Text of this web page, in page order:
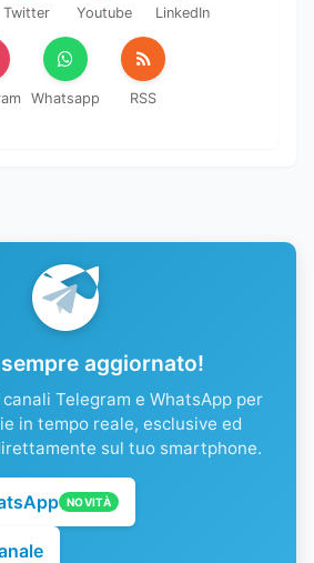
Twitter Youtube LinkedIn
Whatsapp RSS
aggiornato!
Telegram e WhatsApp per
in tempo reale, esclusive ed
sul tuo smartphone.
NOVITÀ